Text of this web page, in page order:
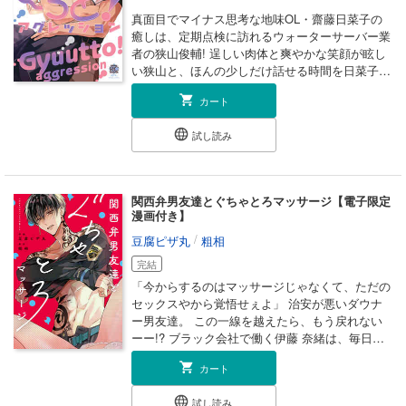
幸せな結婚生活だけれども大きな悩みがある。そ
れは、夜の営みについて。ロレンツォは若くして
公爵位を継ぎ、淑女たちから憧れの的なのだ。そ
れを聞いたエリサは、彼からの愛情を失いたくな
いと学んだ知識を閨で発揮しようとするが…？
小桜深紅 「売られた令嬢ですが、失恋相手に嫁
ぐなんて聞いてません！～秘めたる恋情と溺愛初
夜～」 借金の肩代わりに悪徳貴族に嫁ぐことに
なったエレナ。ところが、出迎えてくれたのは初
ていた恋心が溢れていく――。 斉木マキコ
「デキる年下公爵との（ちょっぴり淫らな）甘や
かし婚」 年下の公爵家嫡男・キーヴァンと大恋
愛の末に結ばれたファラ。彼女を“行き遅れの大
女”と揶揄する社交界では、今宵の夜会でも嫌～
～なうわさが飛び交っている……。しかし、夫・
キーヴァンの一途で重たい愛は揺らぐことはな
く、「大切な貴方をめちゃくちゃにしてしまいた
い欲望はあります」と……!? とうばききょう
「憧れの公爵様が私に一目惚れ？～甘い初夜で知
る旦那様の想い～」 “行き遅れ令嬢”と噂される
ユリアのもとにある日届いたのは、誰もが憧れる
真面目でマイナス思考な地味OL・齋藤日菜子の
癒しは、定期点検に訪れるウォーターサーバー業
者の狭山俊輔! 逞しい肉体と爽やかな笑顔が眩し
い狭山と、ほんの少しだけ話せる時間を日菜子は
楽しみにしていた。 ある日の休憩中、日菜子の
手からスルッと落ちたスマホを彼女の身体を抱き
込むように狭山がキャッチ! でも、その密着ハプ
ニングのせいで身体が疼いてしまい女子トイレに
駆け込んだ日菜子は… 以来、恥ずかしさと罪悪
感から狭山の顔が見られなくなってしまった日菜
子だけど…!? 【収録作品】 ぎゅ~っと!アグレッ
ション #01~#05/描き下ろし ★単行本カバー下画
像収録★ 電子限定で描き下ろし漫画4ページと阿
基内もどる先生書き下ろし小説4ページが収録さ
れています。
カート
試し読み
関西弁男友達とぐちゃとろマッサージ【電子限定
漫画付き】
豆腐ピザ丸 / 粗相
完結
「今からするのはマッサージじゃなくて、ただの
セックスやから覚悟せぇよ」 治安が悪いダウナ
ー男友達。 この一線を越えたら、もう戻れない
ーー!? ブラック会社で働く伊藤 奈緒は、毎日の
残業続きで心も体もクタクタになっていた。 あ
る日、そんな彼女を見かねた昔ながらの男友達・
黒崎 天佑から「マッサージしたろか?」と提案
カート
試し読み